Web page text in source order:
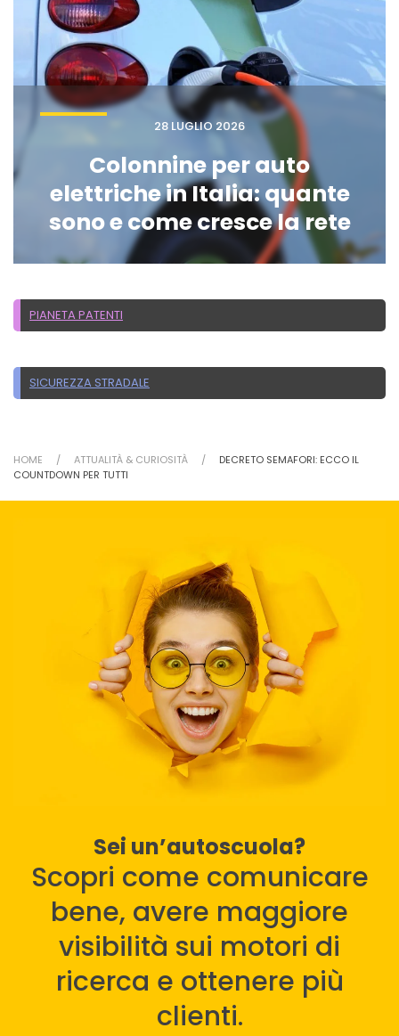
28 LUGLIO 2026
Colonnine per auto
elettriche in Italia: quante
sono e come cresce la rete
PIANETA PATENTI
SICUREZZA STRADALE
HOME ATTUALITÀ & CURIOSITÀ
DECRETO SEMAFORI: ECCO IL
COUNTDOWN PER TUTTI
Sei un’autoscuola?
Scopri come comunicare
bene, avere maggiore
visibilità sui motori di
ricerca e ottenere più
clienti.